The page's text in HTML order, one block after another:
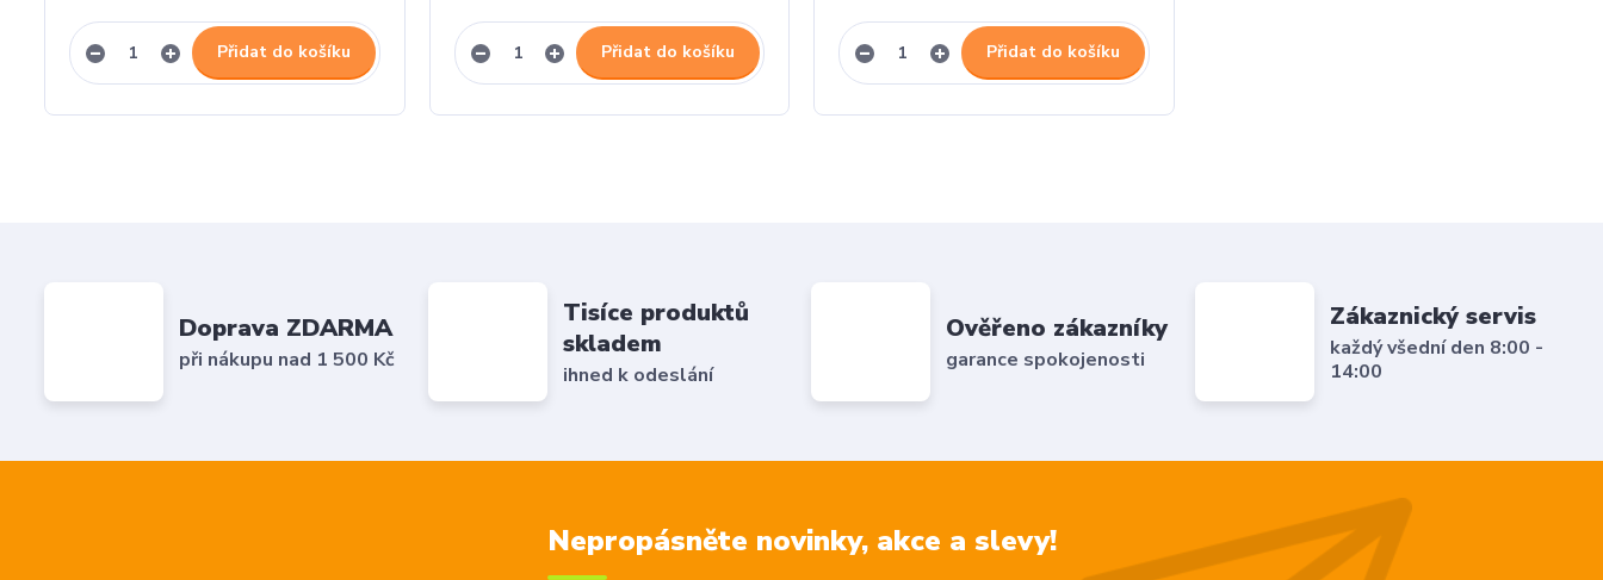
Přidat do košíku Přidat do košíku Přidat do košíku
Doprava ZDARMA
při nákupu nad 1 500 Kč
Tisíce produktů
skladem
ihned k odeslání
Ověřeno zákazníky
garance spokojenosti
Zákaznický servis
každý všední den 8:00 -
14:00
Nepropásněte novinky, akce a slevy!